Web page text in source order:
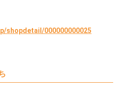
shopdetail/000000000025